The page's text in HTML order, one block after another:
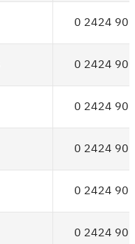
0 2424
0 2424
0 2424
0 2424
0 2424
0 2424